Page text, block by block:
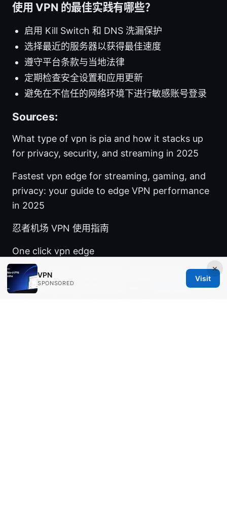
使用 VPN 的最佳实践有哪些？
启用 Kill Switch 和 DNS 洗漏保护
选择最近的服务器以获得最佳速度
遵守平台条款与当地法律
定期检查安全设置和应用更新
避免在不信任的网络环境下进行敏感账号登录
Sources:
What type of vpn is pia and how it stacks up
for privacy, security, and streaming in 2025
Fastest vpn edge for streaming, gaming, and
privacy: your guide to edge VPN performance
in 2025
忍者机场 VPN 使用指南
One click vpn edge
My vpn keeps connecting automatically heres
how to take back control
2025 年最新指南：如
×
VPN
SPONSORED
Visit